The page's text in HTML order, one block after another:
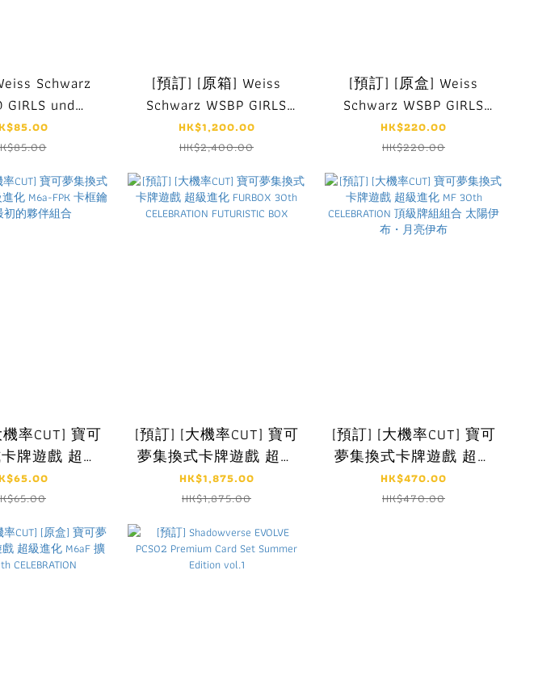
Schwarz
GIRLS und
Mugen Kidohai
[預訂] [原箱] Weiss
Schwarz WSBP GIRLS
und PANZER($2400, 訂
金$1200)
HK$1,200.00
HK$2,400.00
[預訂] [原盒] Weiss
Schwarz WSBP GIRLS
und PANZER
HK$220.00
HK$220.00
率CUT] 寶可
牌遊戲 超級
FPK 卡框鑰匙
的夥伴組合
[預訂] [大機率CUT] 寶可
夢集換式卡牌遊戲 超級
進化 FURBOX 30th
CELEBRATION
FUTURISTIC BOX
HK$1,875.00
HK$1,875.00
[預訂] [大機率CUT] 寶可
夢集換式卡牌遊戲 超級
進化 MF 30th
CELEBRATION 頂級牌組
HK$470.00
HK$470.00